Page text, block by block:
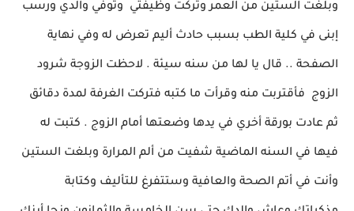
وبلغت الستين من العمروتركت وظيفتي وتوفي والدي ورسب
إبنى في كلية الطب بسبب حادث أليم تعرض له وفي نهاية
الصفحة .. قال يا لها من سنه سيئة . لاحظت الزوجة شرود
الزوج فأقتربت منه وقرأت ما كتبه فتركت الغرفة لمدة دقائق
ثم عادت بورقة أخري في يدها وضعتها أمام الزوج . كتبت له
فيها في السنه الماضية شفيت من ألم المرارة وبلغت الستين
وأنت في أتم الصحة والعافية وستتفرغ للتأليف وكتابة